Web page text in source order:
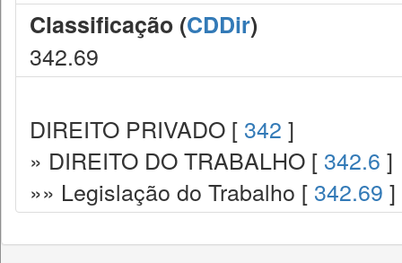
Classificação (CDDir)
342.69
DIREITO PRIVADO [ 342 ]
» DIREITO DO TRABALHO [ 342.6 ]
»» Legislação do Trabalho [ 342.69 ]